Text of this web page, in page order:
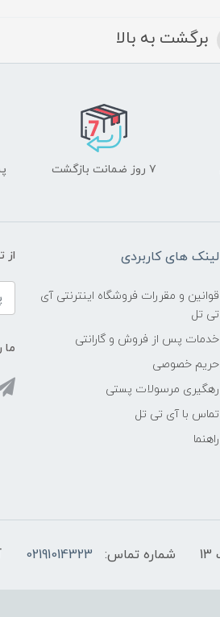
برگشت به بالا
۷ روز ضمانت بازگشت
لینک های کاربردی
قوانین و مقررات فروشگاه اینترنتی آی
تی تل
خدمات پس از فروش و گارانتی
حریم خصوصی
رهگیری مرسولات پستی
تماس با آی تی تل
راهنما
از
ما
شماره تماس: 02191014323